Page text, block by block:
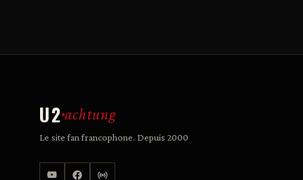
U2 achtung
Le site fan francophone. Depuis 2000